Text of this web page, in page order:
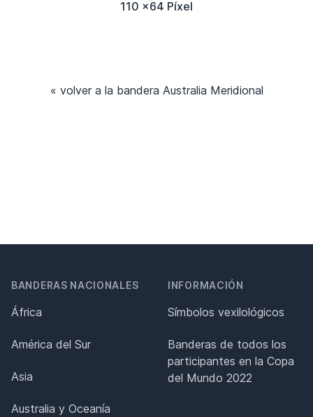
110 x64 Píxel
« volver a la bandera Australia Meridional
BANDERAS NACIONALES
África
América del Sur
Asia
Australia y Oceanía
INFORMACIÓN
Símbolos vexilológicos
Banderas de todos los
participantes en la Copa
del Mundo 2022